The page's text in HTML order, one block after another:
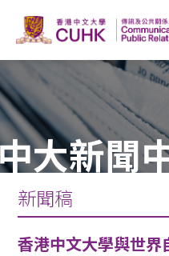
大新聞
新聞稿
香港中文大學與世界